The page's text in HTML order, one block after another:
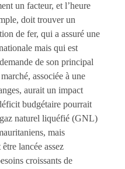
un facteur, et l’heure
doit trouver un
de fer, qui a assuré une
mais qui est
de son principal
associée à une
aurait un impact
budgétaire pourrait
naturel liquéfié (GNL)
mais
lancée assez
croissants de